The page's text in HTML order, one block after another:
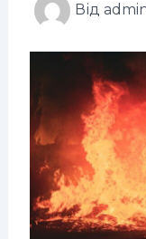
Від